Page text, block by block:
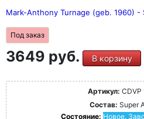
Mark-Anthony Turnage (geb. 1960) -
Под заказ
3649 руб. В корзину
Артикул: CDVP
Состав: Super
Состояние: Новое.